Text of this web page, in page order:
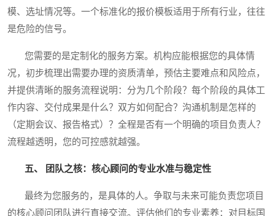
模、选址情况等。一个标准化的报价模板适用于所有行业，往往
是危险的信号。
您需要的是定制化的服务方案。机构应能根据您的具体情
况，初步梳理出需要办理的资质清单，预估主要难点和风险点，
并提供清晰的服务流程说明：分为几个阶段？每个阶段的具体工
作内容、交付成果是什么？双方如何配合？沟通机制是怎样的
（定期会议、报告格式）？全程是否有一个明确的项目负责人？
流程越透明，您的可控感就越强。
五、 团队之核：核心顾问的专业水准与稳定性
最终为您服务的，是具体的人。争取与未来可能负责您项目
的核心顾问团队进行直接交流。评估他们的专业素养：对目标国